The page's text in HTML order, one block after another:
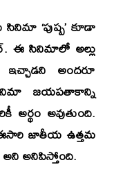
సినిమా ‘పుష్ప’ కూడా
ఈ సినిమాలో అల్లు
అందరూ
జయపతాకాన్ని
అర్థం అవుతుంది.
ఈసారి జాతీయ ఉత్తమ
అనిపిస్తోంది.